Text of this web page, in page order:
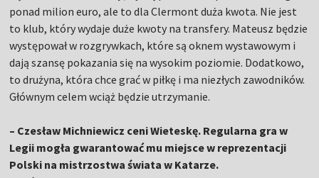
ponad milion euro, ale to dla Clermont duża kwota. Nie jest
to klub, który wydaje duże kwoty na transfery. Mateusz będzie
występował w rozgrywkach, które są oknem wystawowym i
dają szansę pokazania się na wysokim poziomie. Dodatkowo,
to drużyna, która chce grać w piłkę i ma niezłych zawodników.
Głównym celem wciąż będzie utrzymanie.
– Czesław Michniewicz ceni Wieteskę. Regularna gra w
Legii mogła gwarantować mu miejsce w reprezentacji
Polski na mistrzostwa świata w Katarze.